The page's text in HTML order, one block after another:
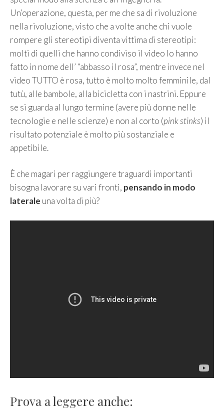
Un’operazione, questa, per me che sa di rivoluzione
nella rivoluzione, visto che a volte anche chi vuole
rompere gli stereotipi diventa vittima di stereotipi:
molti di quelli che hanno condiviso il video lo hanno
fatto in nome dell’ “abbasso il rosa”, mentre invece nel
video TUTTO è rosa, tutto è molto molto femminile, dal
tutù, alle bambole, alla bicicletta con i nastrini. Eppure
se si guarda al lungo termine (avere più donne nelle
tecnologie e nelle scienze) e non al corto (pink stinks) il
risultato potenziale è molto più sostanziale e
appetibile.
È che magari per raggiungere traguardi importanti
bisogna lavorare su vari fronti, pensando in modo
laterale una volta di più?
Prova a leggere anche: